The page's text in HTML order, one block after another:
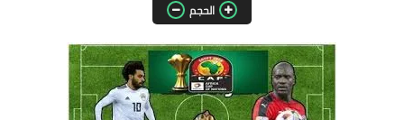
مقالات واراء
محافظات
القاهرة
الحجم